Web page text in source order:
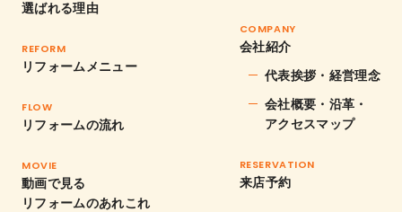
選ばれる理由
REFORM
リフォームメニュー
FLOW
リフォームの流れ
MOVIE
動画で見る
リフォームのあれこれ
COMPANY
会社紹介
代表挨拶・経営理念
会社概要・沿革・
アクセスマップ
RESERVATION
来店予約